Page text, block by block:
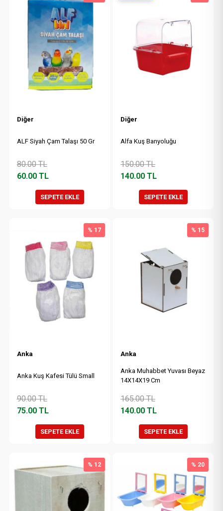
Diğer
ALF Siyah Çam Talaşı 50 Gr
80.00TL
60.00TL
SEPETE EKLE
Diğer
Alfa Kuş Banyoluğu
150.00TL
140.00 TL
SEPETE EKLE
Anka
Anka Kuş Kafesi Tülü Small
90.00TL
75.00TL
% 17
SEPETE EKLE
Anka
Anka Muhabbet Yuvası Beyaz
14X14X19 Cm
165.00TL
140.00 TL
% 15
SEPETE EKLE
% 12 % 20